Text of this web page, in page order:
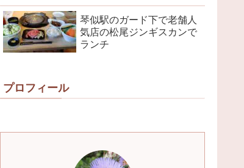
琴似駅のガード下で老舗人
気店の松尾ジンギスカンで
ランチ
プロフィール